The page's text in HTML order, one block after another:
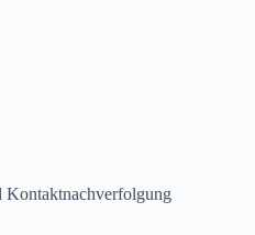
Kontaktnachverfolgung